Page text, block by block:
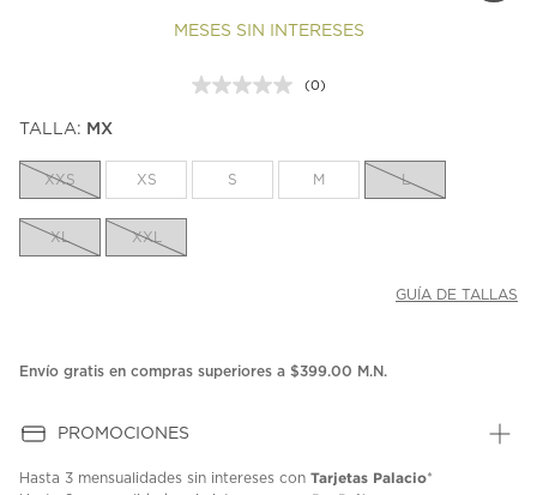
MESES SIN INTERESES
Sin
la
misma
(0)
TALLA: MX
XXS XS S M L
XL XXL
GUÍA DE TALLAS
Envío gratis en compras superiores a $399.00 M.N.
PROMOCIONES
Hasta 3 mensualidades sin intereses con Tarjetas Palacio*